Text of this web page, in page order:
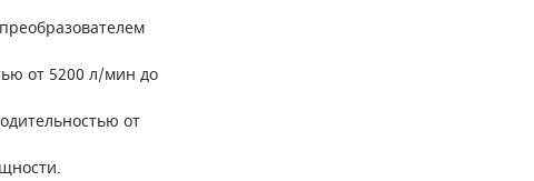
от 5200 л/мин до
от